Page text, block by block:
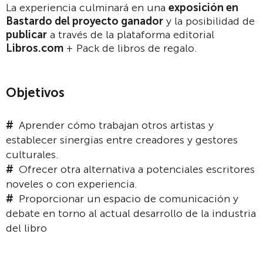
La experiencia culminará en una exposición en
Bastardo del proyecto ganador y la posibilidad de
publicar a través de la plataforma editorial
Libros.com + Pack de libros de regalo.
Objetivos
Aprender cómo trabajan otros artistas y
establecer sinergias entre creadores y gestores
culturales.
Ofrecer otra alternativa a potenciales escritores
noveles o con experiencia.
Proporcionar un espacio de comunicación y
debate en torno al actual desarrollo de la industria
del libro